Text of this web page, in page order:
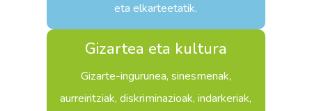
eta elkarteetatik.
Gizartea eta kultura
Gizarte-ingurunea, sinesmenak,
aurreiritziak, diskriminazioak, indarkeriak,